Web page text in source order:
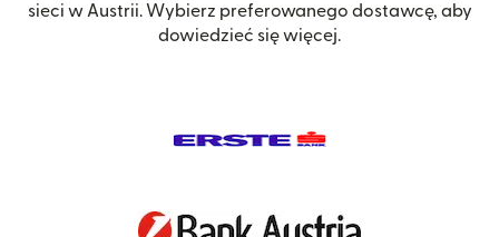
sieci w Austrii. Wybierz preferowanego dostawcę, aby
dowiedzieć się więcej.